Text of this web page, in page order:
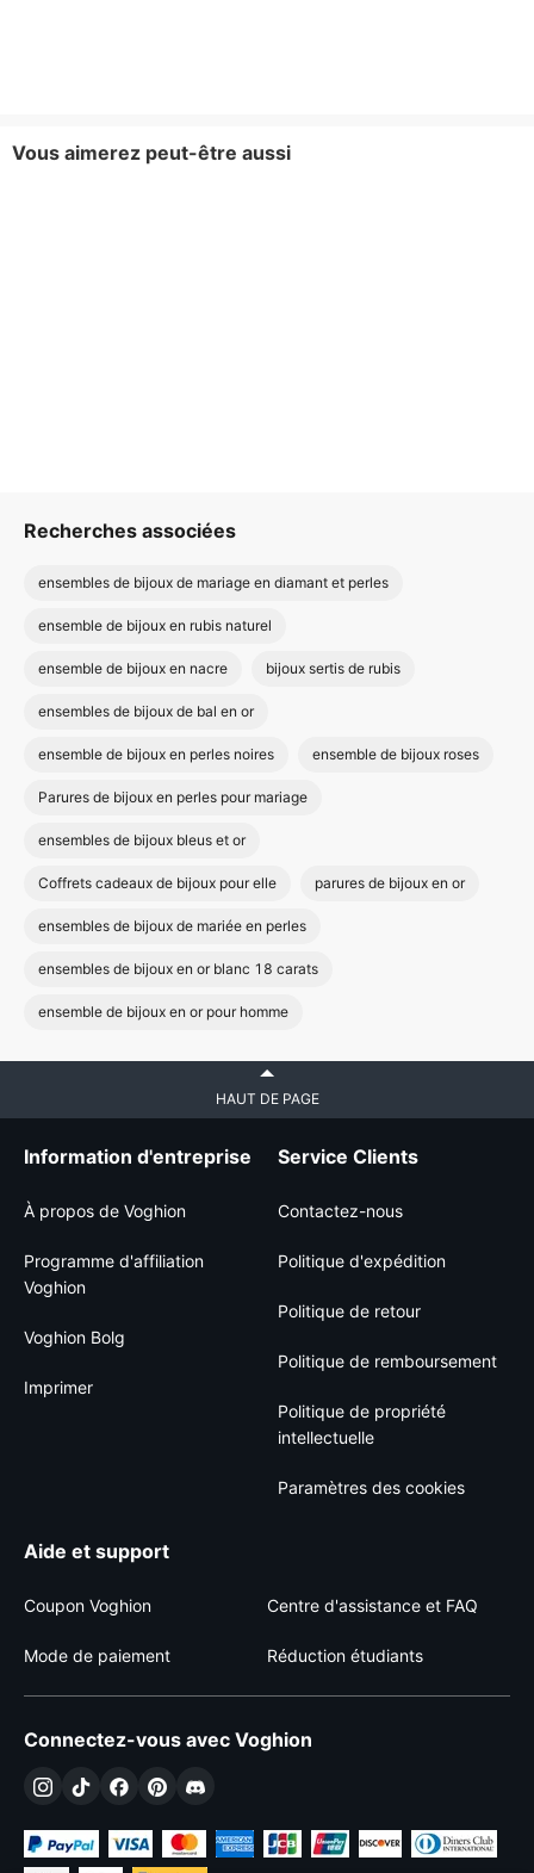
Vous aimerez peut-être aussi
Recherches associées
ensembles de bijoux de mariage en diamant et perles
ensemble de bijoux en rubis naturel
ensemble de bijoux en nacre bijoux sertis de rubis
ensembles de bijoux de bal en or
ensemble de bijoux en perles noires ensemble de bijoux roses
Parures de bijoux en perles pour mariage
ensembles de bijoux bleus et or
Coffrets cadeaux de bijoux pour elle parures de bijoux en or
ensembles de bijoux de mariée en perles
ensembles de bijoux en or blanc 18 carats
ensemble de bijoux en or pour homme
HAUT DE PAGE
Information d'entreprise
À propos de Voghion
Programme d'affiliation
Voghion
Voghion Bolg
Imprimer
Service Clients
Contactez-nous
Politique d'expédition
Politique de retour
Politique de remboursement
Politique de propriété
intellectuelle
Paramètres des cookies
Aide et support
Coupon Voghion Centre d'assistance et FAQ
Mode de paiement Réduction étudiants
Connectez-vous avec Voghion